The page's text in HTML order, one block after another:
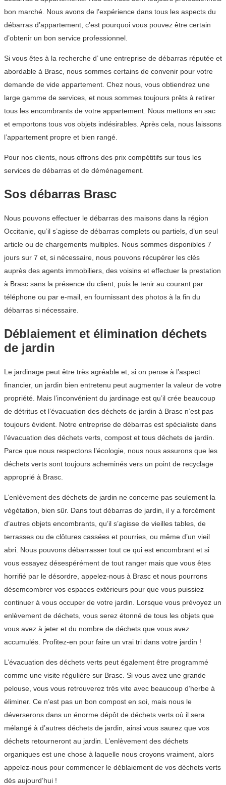
bon marché. Nous avons de l’expérience dans tous les aspects du
débarras d’appartement, c’est pourquoi vous pouvez être certain
d’obtenir un bon service professionnel.
Si vous êtes à la recherche d’ une entreprise de débarras réputée et
abordable à Brasc, nous sommes certains de convenir pour votre
demande de vide appartement. Chez nous, vous obtiendrez une
large gamme de services, et nous sommes toujours prêts à retirer
tous les encombrants de votre appartement. Nous mettons en sac
et emportons tous vos objets indésirables. Après cela, nous laissons
l’appartement propre et bien rangé.
Pour nos clients, nous offrons des prix compétitifs sur tous les
services de débarras et de déménagement.
Sos débarras Brasc
Nous pouvons effectuer le débarras des maisons dans la région
Occitanie, qu’il s’agisse de débarras complets ou partiels, d’un seul
article ou de chargements multiples. Nous sommes disponibles 7
jours sur 7 et, si nécessaire, nous pouvons récupérer les clés
auprès des agents immobiliers, des voisins et effectuer la prestation
à Brasc sans la présence du client, puis le tenir au courant par
téléphone ou par e-mail, en fournissant des photos à la fin du
débarras si nécessaire.
Déblaiement et élimination déchets
de jardin
Le jardinage peut être très agréable et, si on pense à l’aspect
financier, un jardin bien entretenu peut augmenter la valeur de votre
propriété. Mais l’inconvénient du jardinage est qu’il crée beaucoup
de détritus et l’évacuation des déchets de jardin à Brasc n’est pas
toujours évident. Notre entreprise de débarras est spécialiste dans
l’évacuation des déchets verts, compost et tous déchets de jardin.
Parce que nous respectons l’écologie, nous nous assurons que les
déchets verts sont toujours acheminés vers un point de recyclage
approprié à Brasc.
L’enlèvement des déchets de jardin ne concerne pas seulement la
végétation, bien sûr. Dans tout débarras de jardin, il y a forcément
d’autres objets encombrants, qu’il s’agisse de vieilles tables, de
terrasses ou de clôtures cassées et pourries, ou même d’un vieil
abri. Nous pouvons débarrasser tout ce qui est encombrant et si
vous essayez désespérément de tout ranger mais que vous êtes
horrifié par le désordre, appelez-nous à Brasc et nous pourrons
désemcombrer vos espaces extérieurs pour que vous puissiez
continuer à vous occuper de votre jardin. Lorsque vous prévoyez un
enlèvement de déchets, vous serez étonné de tous les objets que
vous avez à jeter et du nombre de déchets que vous avez
accumulés. Profitez-en pour faire un vrai tri dans votre jardin !
L’évacuation des déchets verts peut également être programmé
comme une visite régulière sur Brasc. Si vous avez une grande
pelouse, vous vous retrouverez très vite avec beaucoup d’herbe à
éliminer. Ce n’est pas un bon compost en soi, mais nous le
déverserons dans un énorme dépôt de déchets verts où il sera
mélangé à d’autres déchets de jardin, ainsi vous saurez que vos
déchets retourneront au jardin. L’enlèvement des déchets
organiques est une chose à laquelle nous croyons vraiment, alors
appelez-nous pour commencer le déblaiement de vos déchets verts
dès aujourd’hui !